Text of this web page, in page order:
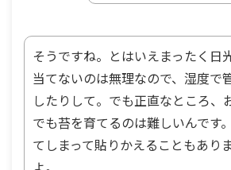
そうですね。とはいえまったく日
当てないのは無理なので、湿度で
したりして。でも正直なところ、
でも苔を育てるのは難しいんです
てしまって貼りかえることもあり